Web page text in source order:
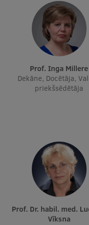
Ētikas un
Atvērtā universitāte
Sagatavošanas kursi
Profesionālās
ESF kvalifikācijas
Pētniecība
Zinātniskie
Prof. Inga Millere
Dekāne, Docētāja,
priekšsēdētāja
Prof. Dr. habil. med. Ludmila
Vīksna